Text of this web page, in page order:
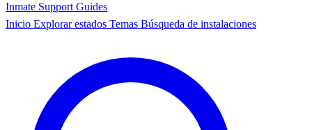
Inmate Support Guides
Inicio Explorar estados Temas Búsqueda de instalaciones